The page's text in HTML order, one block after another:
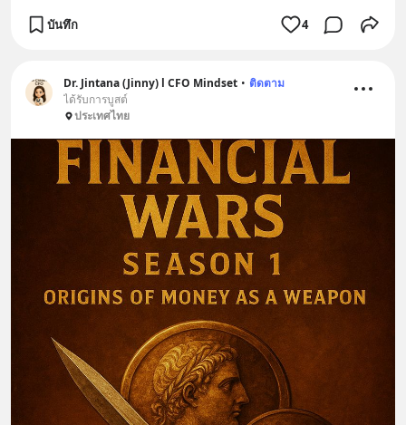
บันทึก 4
Dr. Jintana (Jinny) l CFO Mindset • ติดตาม
ได้รับการบูสต์
ประเทศไทย